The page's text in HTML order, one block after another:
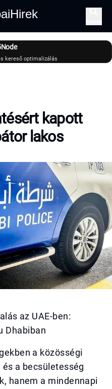
kereső optimalizálás
kapott
lakos
az UAE-ben:
Dhabiban
a közösségi
a becsületesség
hanem a mindennapi